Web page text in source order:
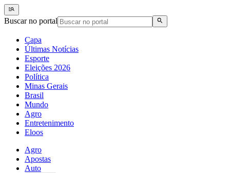
Buscar no portal
Capa
Últimas Notícias
Esporte
Eleições 2026
Política
Minas Gerais
Brasil
Mundo
Agro
Entretenimento
Eloos
Agro
Apostas
Auto